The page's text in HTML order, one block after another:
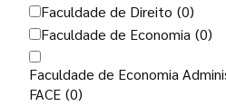
Faculdade de Direito (0)
Faculdade de Economia (0)
Faculdade de Economia
FACE (0)